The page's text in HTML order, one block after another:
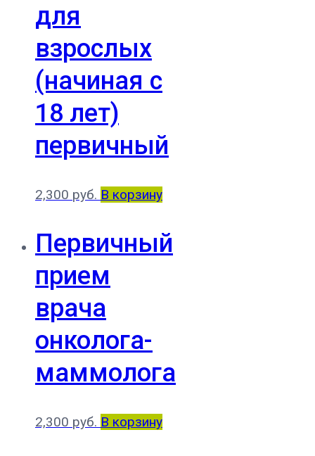
для
взрослых
(начиная с
18 лет)
первичный
2,300 руб. В корзину
Первичный
прием
врача
онколога-
маммолога
2,300 руб. В корзину